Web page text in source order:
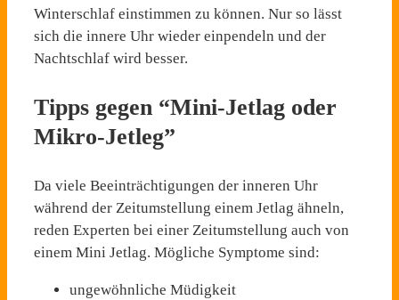
Winterschlaf einstimmen zu können. Nur so lässt
sich die innere Uhr wieder einpendeln und der
Nachtschlaf wird besser.
Tipps gegen “Mini-Jetlag oder
Mikro-Jetleg”
Da viele Beeinträchtigungen der inneren Uhr
während der Zeitumstellung einem Jetlag ähneln,
reden Experten bei einer Zeitumstellung auch von
einem Mini Jetlag. Mögliche Symptome sind:
ungewöhnliche Müdigkeit